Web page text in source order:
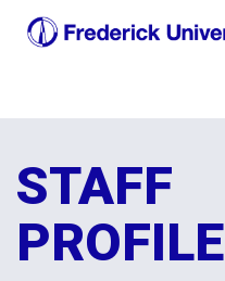
STAFF
PROFILE